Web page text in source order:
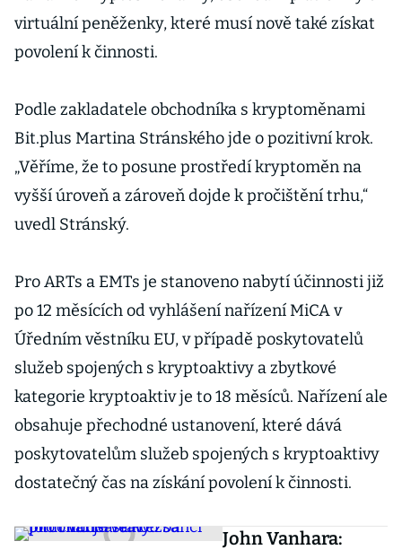
virtuální peněženky, které musí nově také získat
povolení k činnosti.
Podle zakladatele obchodníka s kryptoměnami
Bit.plus Martina Stránského jde o pozitivní krok.
„Věříme, že to posune prostředí kryptoměn na
vyšší úroveň a zároveň dojde k pročištění trhu,“
uvedl Stránský.
Pro ARTs a EMTs je stanoveno nabytí účinnosti již
po 12 měsících od vyhlášení nařízení MiCA v
Úředním věstníku EU, v případě poskytovatelů
služeb spojených s kryptoaktivy a zbytkové
kategorie kryptoaktiv je to 18 měsíců. Nařízení ale
obsahuje přechodné ustanovení, které dává
poskytovatelům služeb spojených s kryptoaktivy
dostatečný čas na získání povolení k činnosti.
John Vanhara: